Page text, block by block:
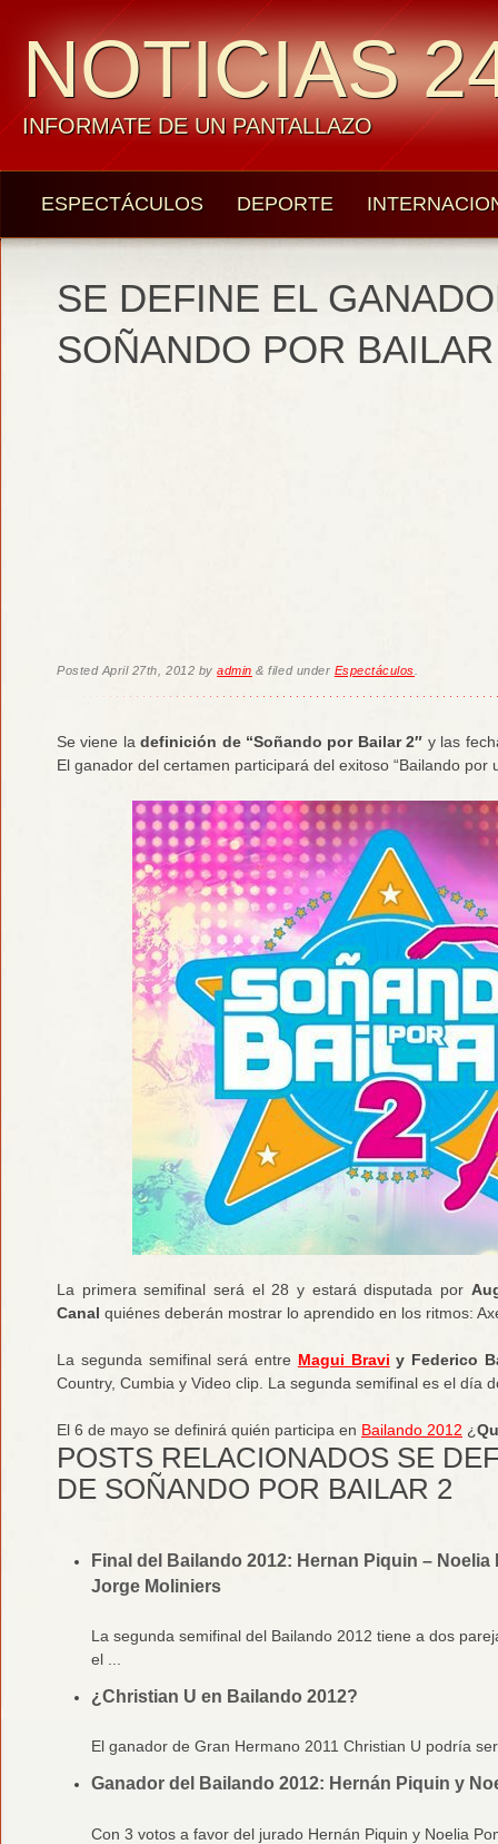
NOTICIAS
INFORMATE DE UN PANTALLAZO
ESPECTÁCULOS DEPORTE
SE DEFINE EL
SOÑANDO POR
Posted April 27th, 2012 byadmin & filed under Espectáculos
Se viene ladefinición de “Soñando por Bailar 2″ y las
El ganador del certamen participará del exitoso “Bailando por
La primera semifinal será el 28 y estará disputada por
Canal quiénes deberán mostrar lo aprendido en los ritmos:
La segunda semifinal será entre Magui Bravi y Federico
Country, Cumbia y Video clip. La segunda semifinal es el día
El 6 de mayo se definirá quién participa en Bailando 2012 ¿
POSTS RELACIONADOS SE
DE SOÑANDO POR BAILAR 2
Final del Bailando 2012: Hernan Piquin –
Jorge Moliniers
La segunda semifinal del Bailando 2012 tiene a dos
el ...
¿Christian U en Bailando 2012?
El ganador de Gran Hermano 2011 Christian U podría
Ganador del Bailando 2012: Hernán Piquin y
Con 3 votos a favor del jurado Hernán Piquin y Noelia